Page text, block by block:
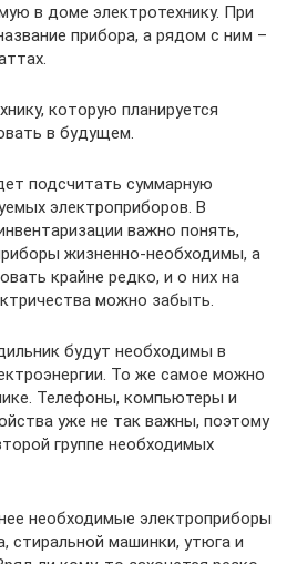
в доме электротехнику. При
прибора, а рядом с ним –
которую планируется
в будущем.
подсчитать суммарную
электроприборов. В
важно понять,
жизненно-необходимы, а
крайне редко, и о них на
можно забыть.
будут необходимы в
То же самое можно
Телефоны, компьютеры и
уже не так важны, поэтому
группе необходимых
необходимые электроприборы
стиральной машинки, утюга и